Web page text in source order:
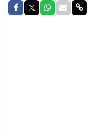
Delen op Facebook
Delen op Twitter
Delen op
Delen via
Delen